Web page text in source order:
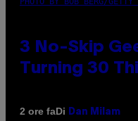
3 No-Skip
Turning 30
2 ore faDi Dan Milam